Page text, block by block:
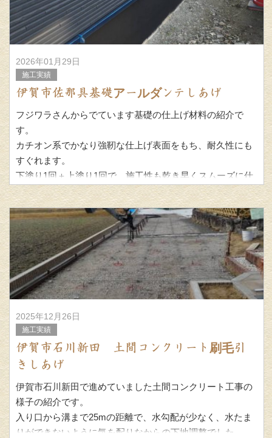
2026年01月29日
施工実績
伊賀市佐那具基礎アールダンテしあげ
フジワラさんからでています基礎の仕上げ材料の紹介で
す。
カチオン系でかなり強靭な仕上げ表面をもち、耐久性にも
すぐれます。
下塗り1回＋上塗り1回で、施工性も乾き早くスムーズに仕
事がすすみます。
基本、石材
2025年12月26日
施工実績
伊賀市石川新田 土間コンクリート刷毛引
きしあげ
伊賀市石川新田で進めていました土間コンクリート工事の
様子の紹介です。
入り口から溝まで25mの距離で、水勾配が少なく、水たま
りができないように気を配りなからの下地調整でした。